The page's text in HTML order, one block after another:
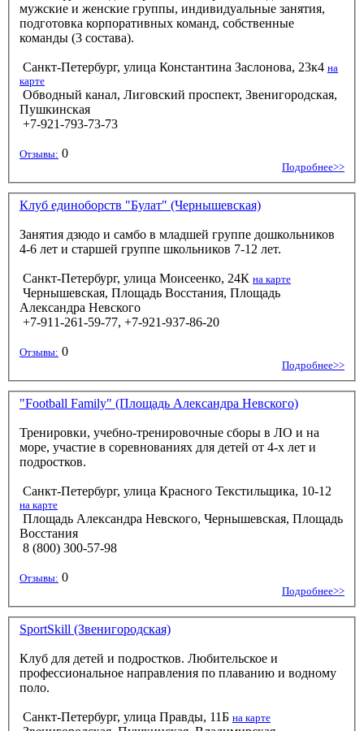
мужские и женские группы, индивидуальные занятия,
подготовка корпоративных команд, собственные
команды (3 состава).
Санкт-Петербург, улица Константина Заслонова, 23к4 на
карте
Обводный канал, Лиговский проспект, Звенигородская,
Пушкинская
+7-921-793-73-73
Отзывы: 0
Подробнее>>
Клуб единоборств "Булат" (Чернышевская)
Занятия дзюдо и самбо в младшей группе дошкольников
4-6 лет и старшей группе школьников 7-12 лет.
Санкт-Петербург, улица Моисеенко, 24К на карте
Чернышевская, Площадь Восстания, Площадь
Александра Невского
+7-911-261-59-77, +7-921-937-86-20
Отзывы: 0
Подробнее>>
"Football Family" (Площадь Александра Невского)
Тренировки, учебно-тренировочные сборы в ЛО и на
море, участие в соревнованиях для детей от 4-х лет и
подростков.
Санкт-Петербург, улица Красного Текстильщика, 10-12
на карте
Площадь Александра Невского, Чернышевская, Площадь
Восстания
8 (800) 300-57-98
Отзывы: 0
Подробнее>>
SportSkill (Звенигородская)
Клуб для детей и подростков. Любительское и
профессиональное направления по плаванию и водному
поло.
Санкт-Петербург, улица Правды, 11Б на карте